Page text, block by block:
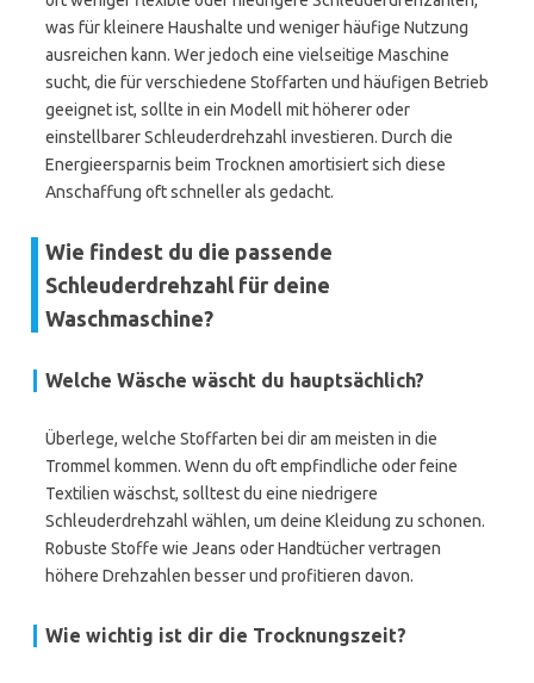
was für kleinere Haushalte und weniger häufige Nutzung
ausreichen kann. Wer jedoch eine vielseitige Maschine
sucht, die für verschiedene Stoffarten und häufigen Betrieb
geeignet ist, sollte in ein Modell mit höherer oder
einstellbarer Schleuderdrehzahl investieren. Durch die
Energieersparnis beim Trocknen amortisiert sich diese
Anschaffung oft schneller als gedacht.
Wie findest du die passende
Schleuderdrehzahl für deine
Waschmaschine?
Welche Wäsche wäscht du hauptsächlich?
Überlege, welche Stoffarten bei dir am meisten in die
Trommel kommen. Wenn du oft empfindliche oder feine
Textilien wäschst, solltest du eine niedrigere
Schleuderdrehzahl wählen, um deine Kleidung zu schonen.
Robuste Stoffe wie Jeans oder Handtücher vertragen
höhere Drehzahlen besser und profitieren davon.
Wie wichtig ist dir die Trocknungszeit?